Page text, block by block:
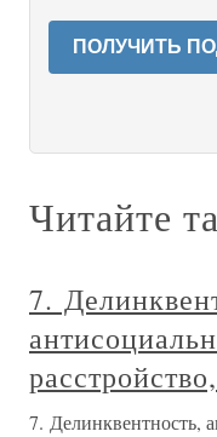
ПОЛУЧИТЬ
Читайте
7.
7. Делинквентность,